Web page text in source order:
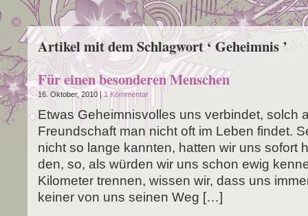
Artikel mit dem Schlagwort ‘ Geheimnis ’
Für einen besonderen Menschen
16. Oktober, 2010 |1 Kommentar
Etwas Geheim­nis­vol­les uns ver­bin­det, solch
Freund­schaft man nicht oft im Leben fin­det.
nicht so lan­ge kann­ten, hat­ten wir uns sofort
den, so, als wür­den wir uns schon ewig
Kilo­me­ter tren­nen, wis­sen wir, dass uns
kei­ner von uns sei­nen Weg […]